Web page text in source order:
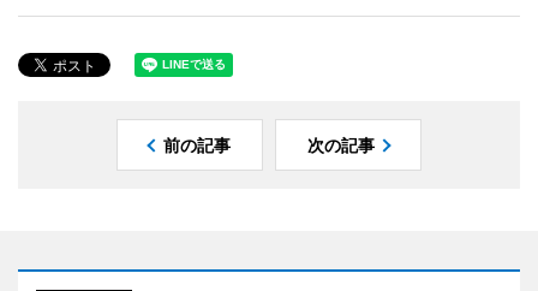
前の記事 次の記事